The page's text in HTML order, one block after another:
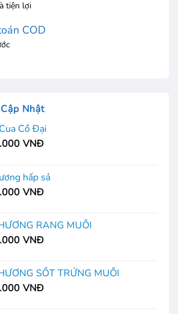
tiện lợi
COD
Nhật
Cồ Đại
VNĐ
hấp sả
VNĐ
RANG MUỐI
VNĐ
SỐT TRỨNG MUỐI
VNĐ